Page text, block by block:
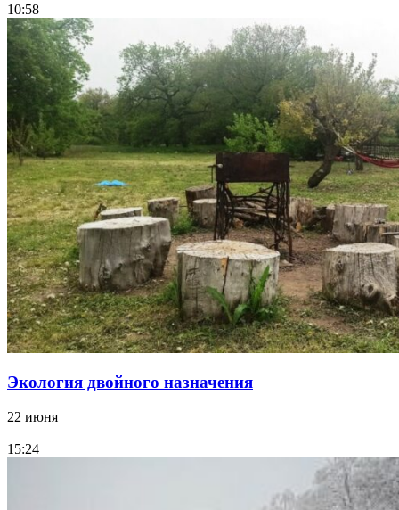
10:58
Экология двойного назначения
22 июня
15:24